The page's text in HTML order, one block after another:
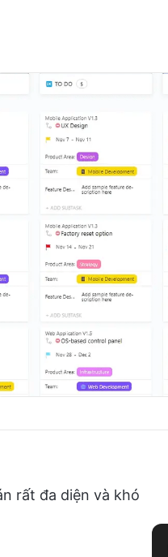
rất đa diện và khó